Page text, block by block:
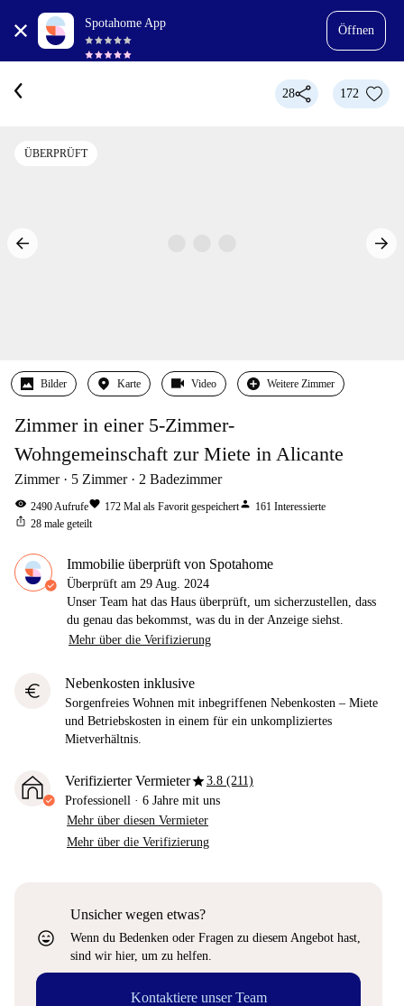
Spotahome App
Öffnen
28 172
ÜBERPRÜFT
Bilder Karte Video Weitere Zimmer
Zimmer in einer 5-Zimmer-
Wohngemeinschaft zur Miete in Alicante
Zimmer 5 Zimmer 2 Badezimmer
visibility 2490Aufrufefavorite 172 Mal als Favorit gespeichertperson 161 Interessierte
ios_share 28 male geteilt
Immobilie überprüft von Spotahome
Überprüft am 29 Aug. 2024
Unser Team hat das Haus überprüft, um sicherzustellen, dass
du genau das bekommst, was du in der Anzeige siehst.
Mehr über die Verifizierung
euro Nebenkosten inklusive
Sorgenfreies Wohnen mit inbegriffenen Nebenkosten – Miete
und Betriebskosten in einem für ein unkompliziertes
Mietverhältnis.
Verifizierter Vermieterstar3.8 (211)
Professionell · 6 Jahre mit uns
Mehr über diesen Vermieter
Mehr über die Verifizierung
sentiment_very_satisfied
Unsicher wegen etwas?
Wenn du Bedenken oder Fragen zu diesem Angebot hast,
sind wir hier, um zu helfen.
Kontaktiere unser Team